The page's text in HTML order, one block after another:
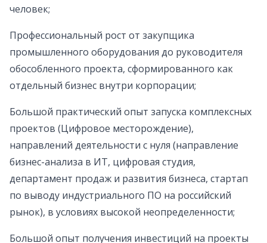
человек;
Профессиональный рост от закупщика
промышленного оборудования до руководителя
обособленного проекта, сформированного как
отдельный бизнес внутри корпорации;
Большой практический опыт запуска комплексных
проектов (Цифровое месторождение),
направлений деятельности с нуля (направление
бизнес-анализа в ИТ, цифровая студия,
департамент продаж и развития бизнеса, стартап
по выводу индустриального ПО на российский
рынок), в условиях высокой неопределенности;
Большой опыт получения инвестиций на проекты